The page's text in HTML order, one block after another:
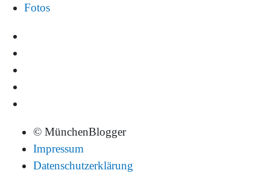
Fotos
© MünchenBlogger
Impressum
Datenschutzerklärung